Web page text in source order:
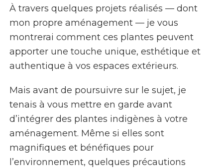
À travers quelques projets réalisés — dont
mon propre aménagement — je vous
montrerai comment ces plantes peuvent
apporter une touche unique, esthétique et
authentique à vos espaces extérieurs.
Mais avant de poursuivre sur le sujet, je
tenais à vous mettre en garde avant
d’intégrer des plantes indigènes à votre
aménagement. Même si elles sont
magnifiques et bénéfiques pour
l’environnement, quelques précautions